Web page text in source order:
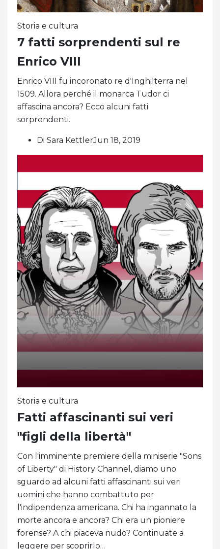
Storia e cultura
7 fatti sorprendenti sul re
Enrico VIII
Enrico VIII fu incoronato re d'Inghilterra nel
1509. Allora perché il monarca Tudor ci
affascina ancora? Ecco alcuni fatti
sorprendenti.
Di Sara KettlerJun 18, 2019
Storia e cultura
Fatti affascinanti sui veri
"figli della libertà"
Con l'imminente premiere della miniserie "Sons
of Liberty" di History Channel, diamo uno
sguardo ad alcuni fatti affascinanti sui veri
uomini che hanno combattuto per
l'indipendenza americana. Chi ha ingannato la
morte ancora e ancora? Chi era un pioniere
forense? A chi piaceva nudo? Continuate a
leggere per scoprirlo…